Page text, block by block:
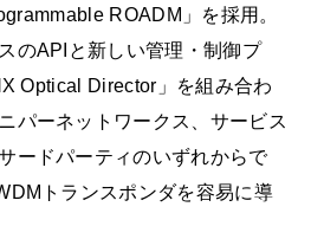
ROADM」を採用。
のAPIと新しい管理・制御プ
Optical Director」を組み合わ
パーネットワークス、サービス
ードパーティのいずれからで
トランスポンダを容易に導